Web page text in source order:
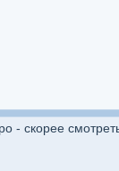
- скорее